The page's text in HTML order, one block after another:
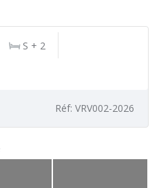
S + 2
Réf: VRV002-2026